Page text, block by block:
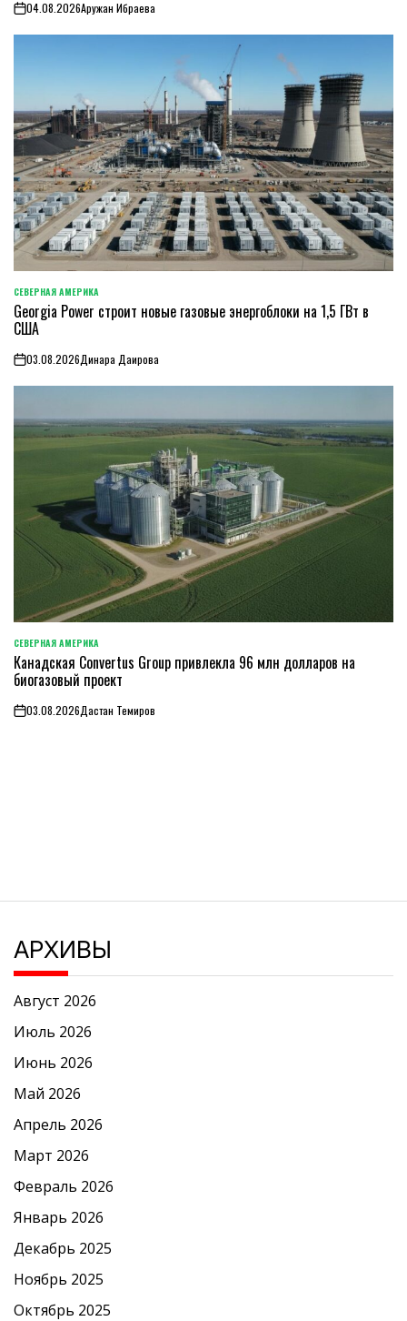
on04.08.2026Аружан Ибраева
ОПУБЛИКОВАНО
В
СЕВЕРНАЯ АМЕРИКА
Georgia Power строит новые газовые энергоблоки на 1,5 ГВт в
США
on03.08.2026Динара Даирова
ОПУБЛИКОВАНО
В
СЕВЕРНАЯ АМЕРИКА
Канадская Convertus Group привлекла 96 млн долларов на
биогазовый проект
on03.08.2026Дастан Темиров
АРХИВЫ
Август 2026
Июль 2026
Июнь 2026
Май 2026
Апрель 2026
Март 2026
Февраль 2026
Январь 2026
Декабрь 2025
Ноябрь 2025
Октябрь 2025